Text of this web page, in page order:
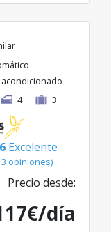
4 3
Excelente
opiniones)
Precio desde:
día